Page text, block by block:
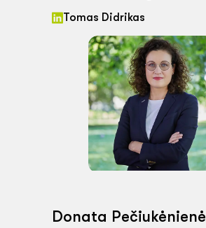
Tomas Didrikas
Donata Pečiukėnienė